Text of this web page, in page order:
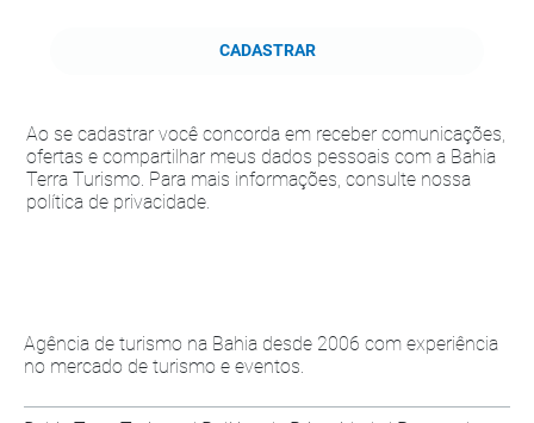
Agência de turismo na Bahia desde 2006 com experiência
no mercado de turismo e eventos.
CADASTRAR
Ao se cadastrar você concorda em receber comunicações,
ofertas e compartilhar meus dados pessoais com a Bahia
Terra Turismo. Para mais informações, consulte nossa
política de privacidade.